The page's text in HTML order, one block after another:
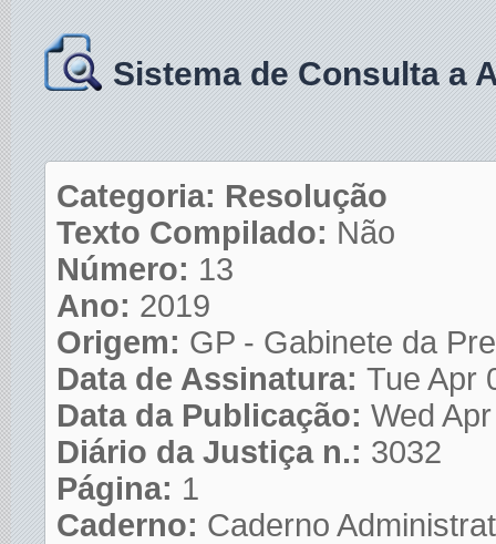
Sistema de Consulta a
Categoria: Resolução
Texto Compilado: Não
Número: 13
Ano: 2019
Origem: GP - Gabinete da
Data de Assinatura: Tue Apr
Data da Publicação: Wed
Diário da Justiça n.: 3032
Página: 1
Caderno: Caderno